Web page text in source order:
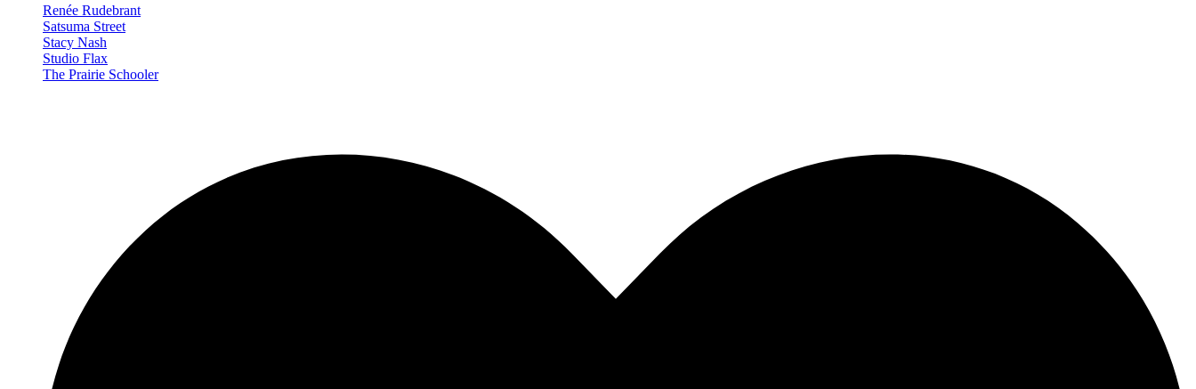
Renée Rudebrant
Satsuma Street
Stacy Nash
Studio Flax
The Prairie Schooler